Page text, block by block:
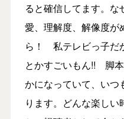
ると確信してます。
愛、理解度、解像度が
ら！ 私テレビっ子
とかすごいもん!! 脚
かになっていて、いつ
ります。どんな楽しい